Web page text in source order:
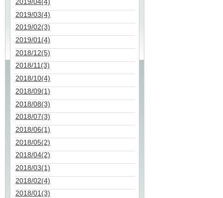
2019/03(4)
2019/02(3)
2019/01(4)
2018/12(5)
2018/11(3)
2018/10(4)
2018/09(1)
2018/08(3)
2018/07(3)
2018/06(1)
2018/05(2)
2018/04(2)
2018/03(1)
2018/02(4)
2018/01(3)